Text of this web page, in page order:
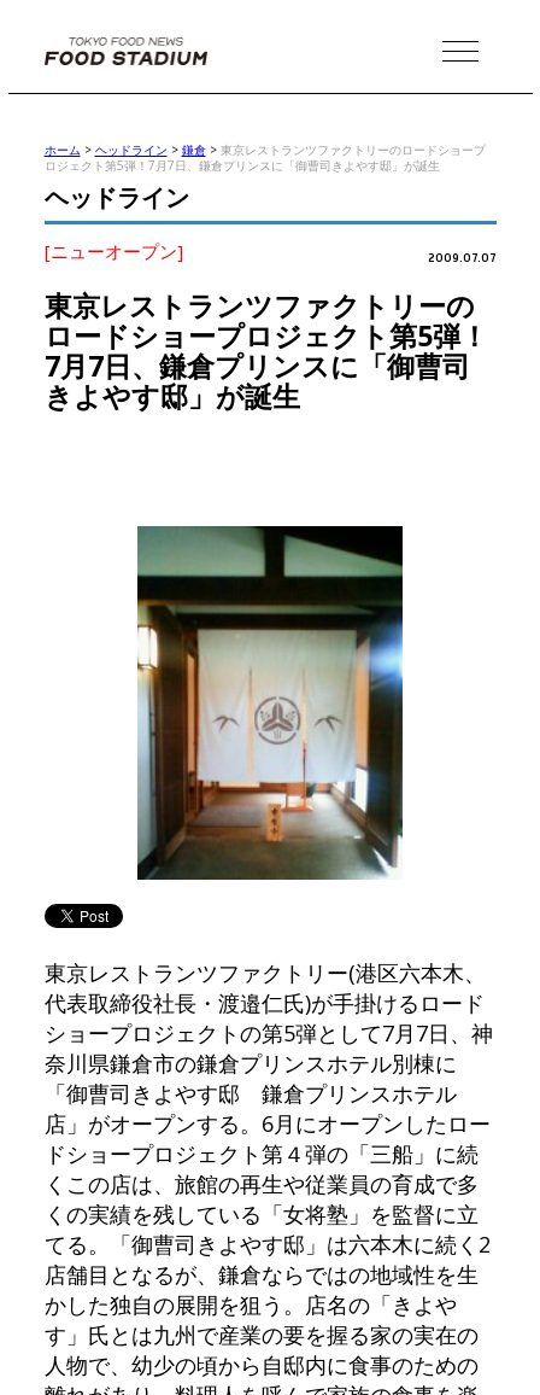
MENU
ホーム > ヘッドライン > 鎌倉> 東京レストランツファクトリーのロードショープ
ロジェクト第5弾！7月7日、鎌倉プリンスに「御曹司きよやす邸」が誕生
ヘッドライン
[ニューオープン] 2009.07.07
東京レストランツファクトリーの
ロードショープロジェクト第5弾！
7月7日、鎌倉プリンスに「御曹司
きよやす邸」が誕生
東京レストランツファクトリー(港区六本木、
代表取締役社長・渡邉仁氏)が手掛けるロード
ショープロジェクトの第5弾として7月7日、神
奈川県鎌倉市の鎌倉プリンスホテル別棟に
「御曹司きよやす邸 鎌倉プリンスホテル
店」がオープンする。6月にオープンしたロー
ドショープロジェクト第４弾の「三船」に続
くこの店は、旅館の再生や従業員の育成で多
くの実績を残している「女将塾」を監督に立
てる。「御曹司きよやす邸」は六本木に続く2
店舗目となるが、鎌倉ならではの地域性を生
かした独自の展開を狙う。店名の「きよや
す」氏とは九州で産業の要を握る家の実在の
人物で、幼少の頃から自邸内に食事のための